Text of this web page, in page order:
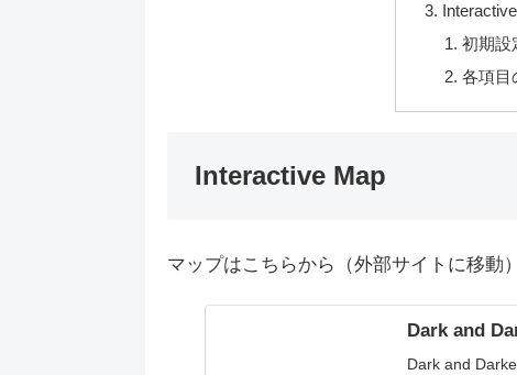
初期設
各項目
Interactive Map
マップはこちらから（外部サイトに移動）
Dark and
Dark and